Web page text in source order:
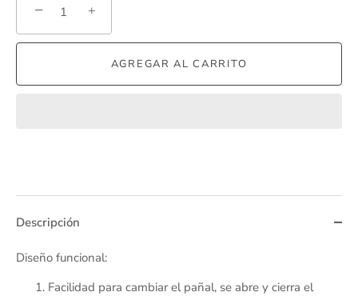
− +
AGREGAR AL CARRITO
Descripción
Diseño funcional:
Facilidad para cambiar el pañal, se abre y cierra el